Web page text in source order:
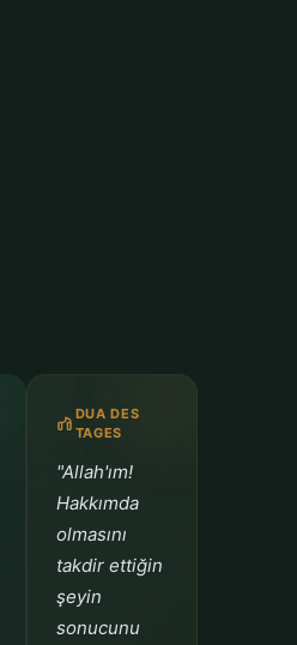
DUA DES
TAGES
"Allah'ım!
Hakkımda
olmasını
takdir ettiğin
şeyin
sonucunu